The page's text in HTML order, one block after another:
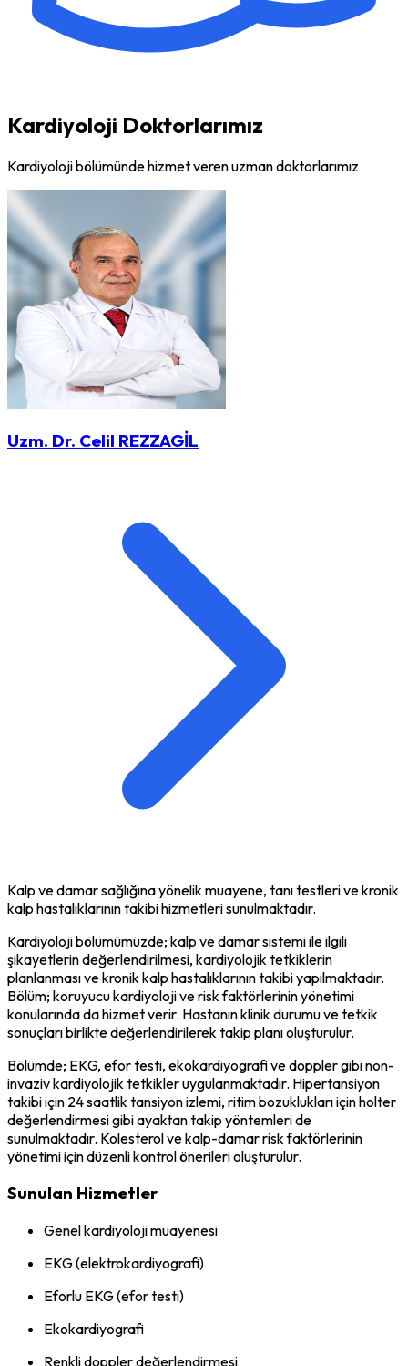
Kardiyoloji Doktorlarımız
Kardiyoloji bölümünde hizmet veren uzman doktorlarımız
Uzm. Dr. Celil REZZAGİL
Kalp ve damar sağlığına yönelik muayene, tanı testleri ve kronik
kalp hastalıklarının takibi hizmetleri sunulmaktadır.
Kardiyoloji bölümümüzde; kalp ve damar sistemi ile ilgili
şikayetlerin değerlendirilmesi, kardiyolojik tetkiklerin
planlanması ve kronik kalp hastalıklarının takibi yapılmaktadır.
Bölüm; koruyucu kardiyoloji ve risk faktörlerinin yönetimi
konularında da hizmet verir. Hastanın klinik durumu ve tetkik
sonuçları birlikte değerlendirilerek takip planı oluşturulur.
Bölümde; EKG, efor testi, ekokardiyografi ve doppler gibi non-
invaziv kardiyolojik tetkikler uygulanmaktadır. Hipertansiyon
takibi için 24 saatlik tansiyon izlemi, ritim bozuklukları için holter
değerlendirmesi gibi ayaktan takip yöntemleri de
sunulmaktadır. Kolesterol ve kalp-damar risk faktörlerinin
yönetimi için düzenli kontrol önerileri oluşturulur.
Sunulan Hizmetler
Genel kardiyoloji muayenesi
EKG (elektrokardiyografi)
Eforlu EKG (efor testi)
Ekokardiyografi
Renkli doppler değerlendirmesi